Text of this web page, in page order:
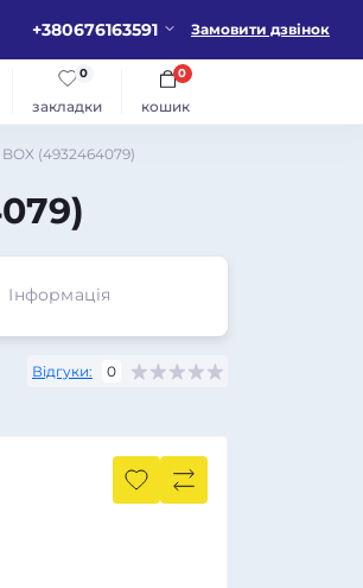
+380676163591 Замовити дзвінок
закладки
0
кошик
0
(4932464079)
Iнформація
Відгуки: 0